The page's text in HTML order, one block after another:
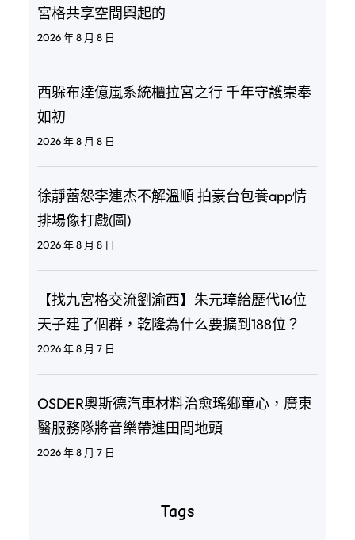
宮格共享空間興起的
2026 年 8 月 8 日
西躲布達億嵐系統櫃拉宮之行 千年守護崇奉
如初
2026 年 8 月 8 日
徐靜蕾怨李連杰不解溫順 拍豪台包養app情
排場像打戲(圖)
2026 年 8 月 8 日
【找九宮格交流劉渝西】朱元璋給歷代16位
天子建了個群，乾隆為什么要擴到188位？
2026 年 8 月 7 日
OSDER奧斯德汽車材料治愈瑤鄉童心，廣東
醫服務隊將音樂帶進田間地頭
2026 年 8 月 7 日
Tags